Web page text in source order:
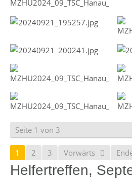
Seite 1 von 3
1 2 3 Vorwärts
Helfertreffen,